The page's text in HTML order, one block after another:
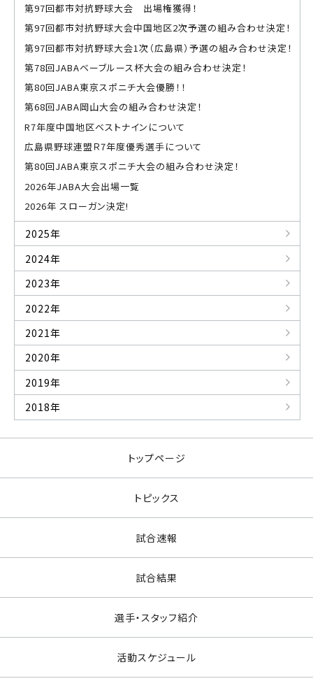
第97回都市対抗野球大会 出場権獲得！
第97回都市対抗野球大会中国地区2次予選の組み合わせ決定！
第97回都市対抗野球大会1次（広島県）予選の組み合わせ決定！
第78回JABAベーブルース杯大会の組み合わせ決定！
第80回JABA東京スポニチ大会優勝！！
第68回JABA岡山大会の組み合わせ決定！
R7年度中国地区ベストナインについて
広島県野球連盟Ｒ7年度優秀選手について
第80回JABA東京スポニチ大会の組み合わせ決定！
2026年JABA大会出場一覧
2026年 スローガン決定!
2025年
2024年
2023年
2022年
2021年
2020年
2019年
2018年
トップページ
トピックス
試合速報
試合結果
選手・スタッフ紹介
活動スケジュール